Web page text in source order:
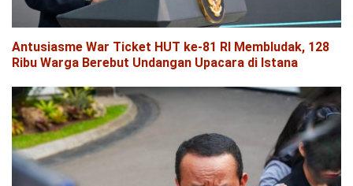
Antusiasme War Ticket HUT ke-81 RI Membludak, 128
Ribu Warga Berebut Undangan Upacara di Istana